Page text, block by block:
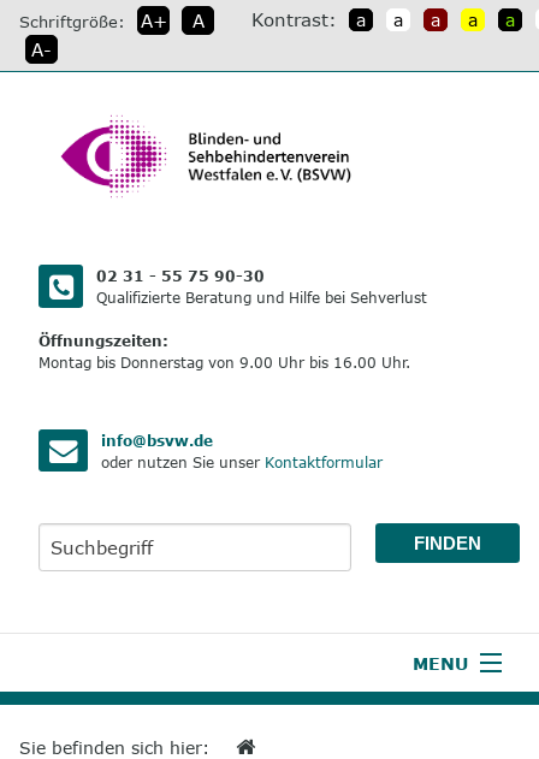
direkt
zum
Inhalt
Schriftgröße: A+
A
A-
Kontrast: a a a a a
02 31 - 55 75 90-30
Qualifizierte Beratung und Hilfe bei Sehverlust
Öffnungszeiten:
Montag bis Donnerstag von 9.00 Uhr bis 16.00 Uhr.
info@bsvw.de
oder nutzen Sie unser Kontaktformular
MENU
Sie befinden sich hier: